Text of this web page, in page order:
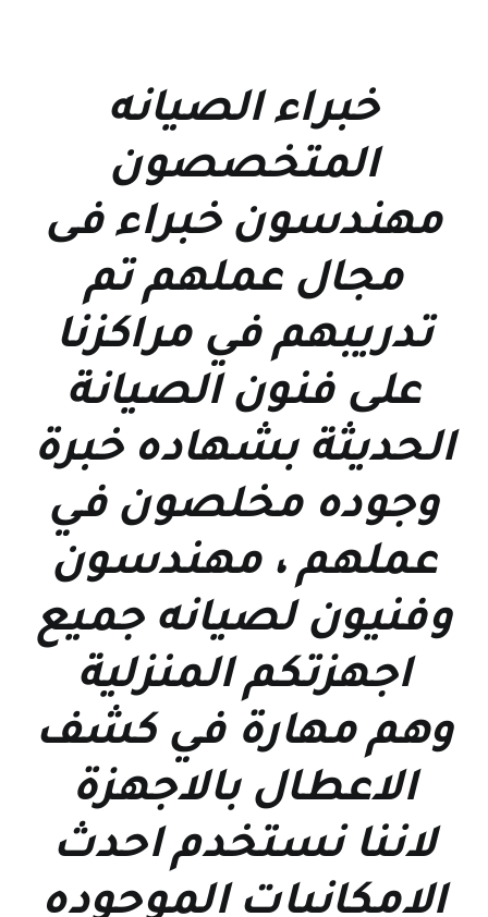
خبراء الصيانه
المتخصصون
مهندسون خبراء فى
مجال عملهم تم
تدريبهم في مراكزنا
على فنون الصيانة
الحديثة بشهاده خبرة
وجوده مخلصون في
عملهم ، مهندسون
وفنيون لصيانه جميع
اجهزتكم المنزلية
وهم مهارة في كشف
الاعطال بالاجهزة
لاننا نستخدم احدث
الامكانيات الموجوده